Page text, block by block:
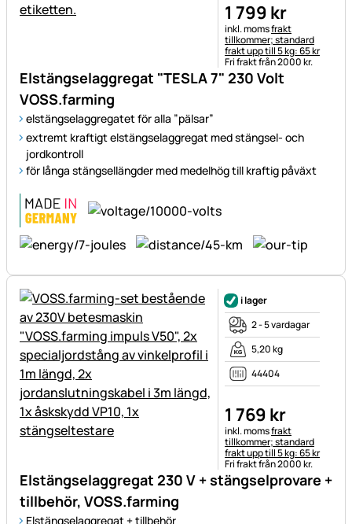
Elstängselaggregat "TESLA 7" 230 Volt
VOSS.farming
elstängselaggregatet för alla ”pälsar”
extremt kraftigt elstängselaggregat med stängsel- och
jordkontroll
för långa stängsellängder med medelhög till kraftig påväxt
1 799 kr
Skatteinformation:
inkl. momsfrakt
tillkommer; standard
frakt upp till 5 kg: 65 kr
Fri frakt från 2000 kr.
Elstängselaggregat 230 V + stängselprovare +
tillbehör, VOSS.farming
Elstängselaggregat + tillbehör
i lager
2 - 5 vardagar
5,20 kg
44404
1 769 kr
Skatteinformation:
inkl. momsfrakt
tillkommer; standard
frakt upp till 5 kg: 65 kr
Fri frakt från 2000 kr.